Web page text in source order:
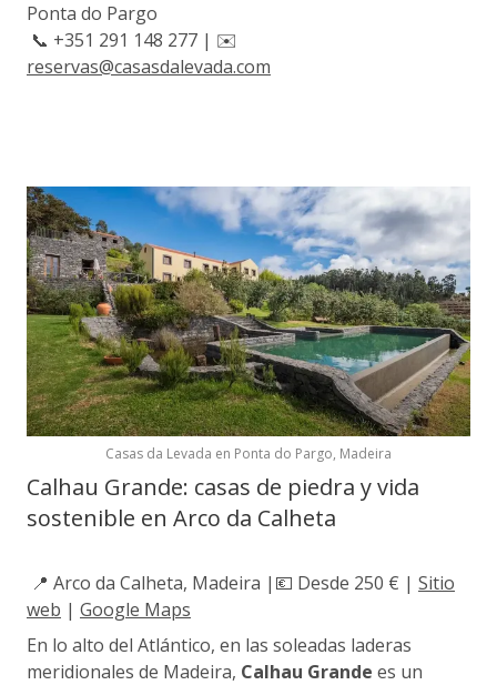
Ponta do Pargo
📞 +351 291 148 277 | ✉️
reservas@casasdalevada.com
Casas da Levada en Ponta do Pargo, Madeira
Calhau Grande: casas de piedra y vida
sostenible en Arco da Calheta
📍 Arco da Calheta, Madeira |💶 Desde 250 € | Sitio
web | Google Maps
En lo alto del Atlántico, en las soleadas laderas
meridionales de Madeira, Calhau Grande es un